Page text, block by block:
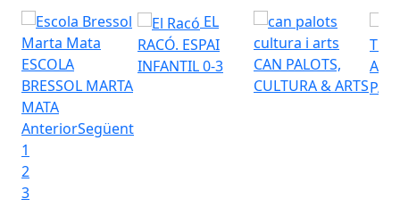
ESCOLA
BRESSOL MARTA
MATA
EL
RACÓ. ESPAI
INFANTIL 0-3
CAN PALOTS,
CULTURA & ARTS
AnteriorSegüent
1
2
3